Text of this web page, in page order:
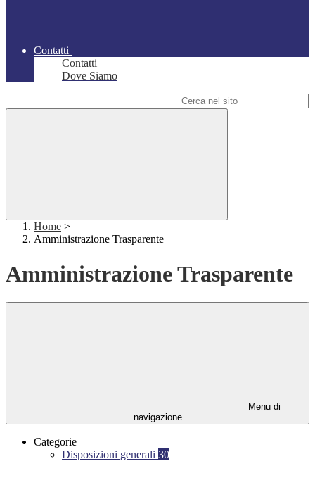
Contatti
Contatti
Dove Siamo
Home >
Amministrazione Trasparente
Amministrazione Trasparente
Menu di
navigazione
Categorie
Disposizioni generali 30